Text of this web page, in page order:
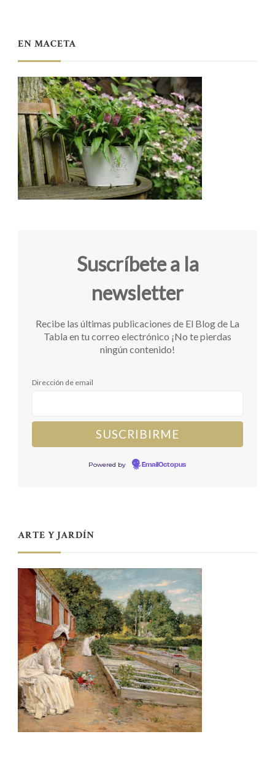
EN MACETA
Suscríbete a la
newsletter
Recibe las últimas publicaciones de El Blog de La
Tabla en tu correo electrónico ¡No te pierdas
ningún contenido!
Dirección de email
Powered by EmailOctopus
ARTE Y JARDÍN